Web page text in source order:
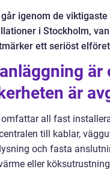
igenom de
i Stockholm,
ett seriöst
är
är
all fast
till kablar,
och fasta
eller